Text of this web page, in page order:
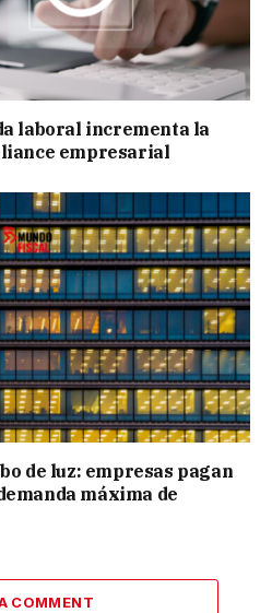
laboral incrementa la
empresarial
de luz: empresas pagan
máxima de
COMMENT